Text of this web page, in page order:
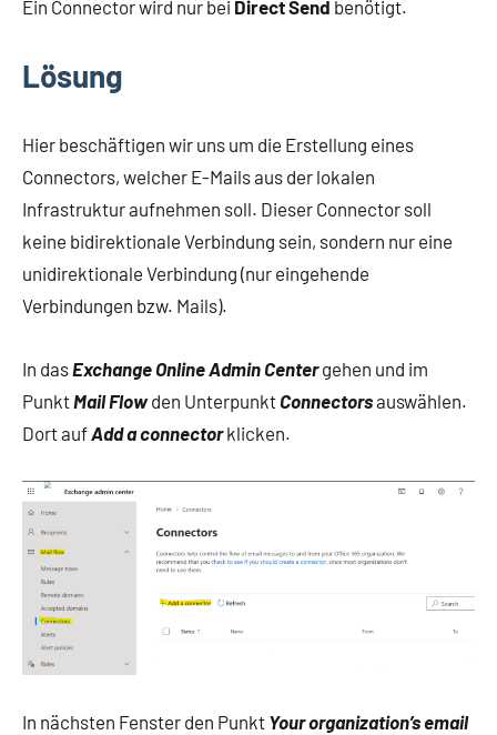
Ein Connector wird nur bei Direct Send benötigt.
Lösung
Hier beschäftigen wir uns um die Erstellung eines
Connectors, welcher E-Mails aus der lokalen
Infrastruktur aufnehmen soll. Dieser Connector soll
keine bidirektionale Verbindung sein, sondern nur eine
unidirektionale Verbindung (nur eingehende
Verbindungen bzw. Mails).
In dasExchange Online Admin Centergehen und im
PunktMail Flowden Unterpunkt Connectorsauswählen.
Dort aufAdd a connectorklicken.
In nächsten Fenster den Punkt Your organization’s email